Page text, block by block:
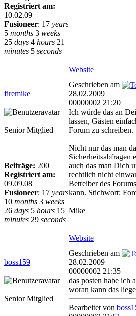
Registriert am:
10.02.09
Fusioneer: 17 years
5 months 3 weeks
25 days 4 hours 21
minutes 5 seconds
Website
firemike
Geschrieben am
28.02.2009
00000002 21:20
Senior Mitglied
Beiträge: 200
Registriert am:
09.09.08
Fusioneer: 17 years
10 months 3 weeks
26 days 5 hours 15
minutes 29 seconds
Ich würde das an
lassen, Gästen
Forum zu schreiben.
Nicht nur das man
Sicherheitsabfragen
auch das man Dich
rechtlich nicht
Betreiber des
kann. Stichwort:
Mike
Website
boss159
Geschrieben am
28.02.2009
00000002 21:35
Senior Mitglied
das posten habe ich
woran kann das
Bearbeitet von